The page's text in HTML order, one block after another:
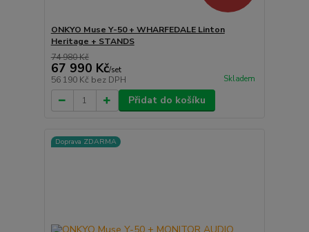
ONKYO Muse Y-50 + WHARFEDALE Linton
Heritage + STANDS
74 980 Kč
67 990 Kč/set
56 190 Kč bez DPH Skladem
Přidat do košíku
Doprava ZDARMA